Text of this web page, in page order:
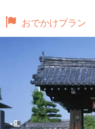
おでかけプラン